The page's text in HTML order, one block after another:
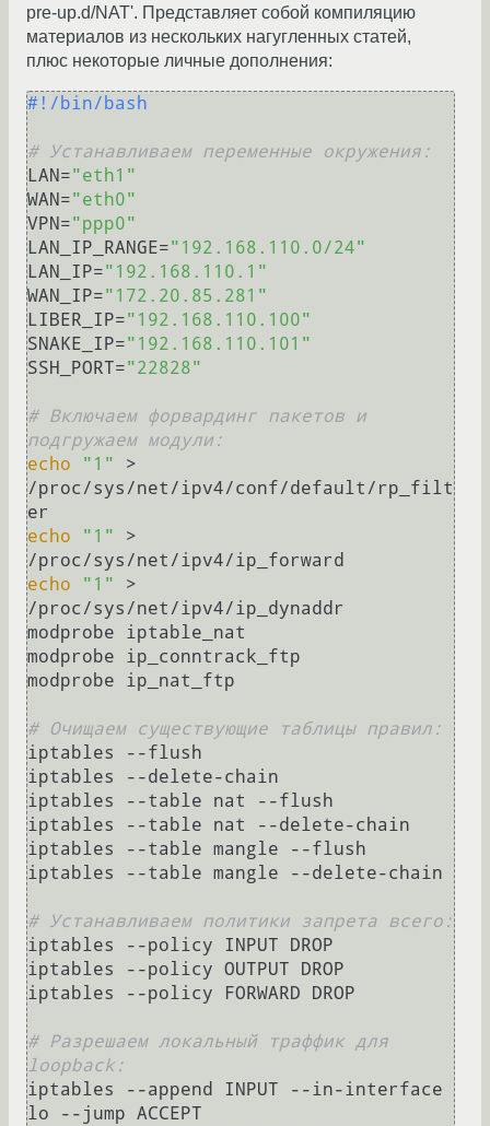
pre-up.d/NAT'. Представляет собой компиляцию
материалов из нескольких нагугленных статей,
плюс некоторые личные дополнения:
#!/bin/bash
# Устанавливаем переменные окружения:
LAN="eth1"
WAN="eth0"
VPN="ppp0"
LAN_IP_RANGE="192.168.110.0/24"
LAN_IP="192.168.110.1"
WAN_IP="172.20.85.281"
LIBER_IP="192.168.110.100"
SNAKE_IP="192.168.110.101"
SSH_PORT="22828"
# Включаем форвардинг пакетов и
подгружаем модули:
echo
"1"
>
/proc/sys/net/ipv4/conf/default/rp_filt
echo
"1"
>
echo
"1"
>
/proc/sys/net/ipv4/ip_dynaddr
modprobe iptable_nat
modprobe ip_conntrack_ftp
modprobe ip_nat_ftp
# Очищаем существующие таблицы правил:
iptables --flush
iptables --delete-chain
iptables --table nat --flush
iptables --table nat --delete-chain
iptables --table mangle --flush
iptables --table mangle --delete-chain
# Устанавливаем политики запрета всего:
iptables --policy INPUT DROP
iptables --policy OUTPUT DROP
iptables --policy FORWARD DROP
# Разрешаем локальный траффик для
loopback:
iptables --append INPUT --in-interface
lo --jump ACCEPT